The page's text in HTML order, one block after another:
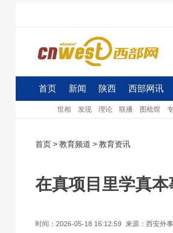
首页 新闻 陕西 西部网讯
世相 发现 理论 联播 图梳馆
首页 > 教育频道 > 教育资讯
在真项目里学真
时间：2026-05-18 16:12:59 来源：西安外